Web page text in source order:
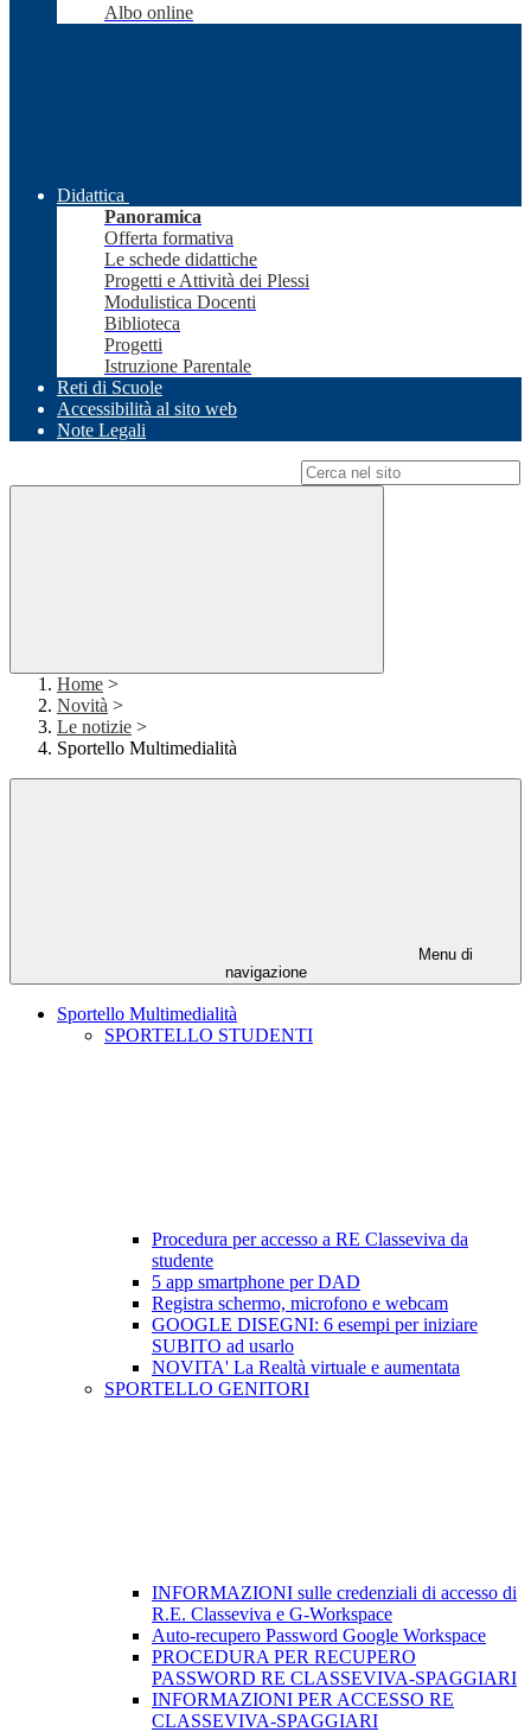
Albo online
Didattica
Panoramica
Offerta formativa
Le schede didattiche
Progetti e Attività dei Plessi
Modulistica Docenti
Biblioteca
Progetti
Istruzione Parentale
Reti di Scuole
Accessibilità al sito web
Note Legali
Home >
Novità >
Le notizie >
Sportello Multimedialità
Menu di
navigazione
Sportello Multimedialità
SPORTELLO STUDENTI
Procedura per accesso a RE Classeviva da
studente
5 app smartphone per DAD
Registra schermo, microfono e webcam
GOOGLE DISEGNI: 6 esempi per iniziare
SUBITO ad usarlo
NOVITA' La Realtà virtuale e aumentata
SPORTELLO GENITORI
INFORMAZIONI sulle credenziali di accesso di
R.E. Classeviva e G-Workspace
Auto-recupero Password Google Workspace
PROCEDURA PER RECUPERO
PASSWORD RE CLASSEVIVA-SPAGGIARI
INFORMAZIONI PER ACCESSO RE
CLASSEVIVA-SPAGGIARI